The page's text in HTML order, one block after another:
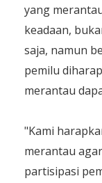
yang
keadaan,
saja, namun
pemilu
merantau
"Kami
merantau
partisipasi